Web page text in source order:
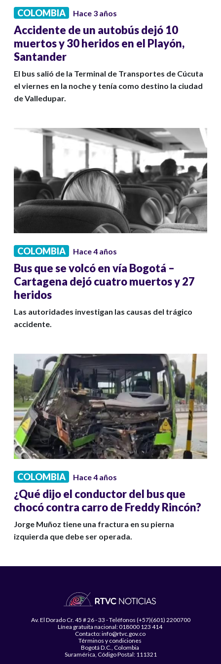
COLOMBIA Hace 3 años
Accidente de un autobús dejó 10
muertos y 30 heridos en el Playón,
Santander
El bus salió de la Terminal de Transportes de Cúcuta
el viernes en la noche y tenía como destino la ciudad
de Valledupar.
COLOMBIA Hace 4 años
Bus que se volcó en vía Bogotá –
Cartagena dejó cuatro muertos y 27
heridos
Las autoridades investigan las causas del trágico
accidente.
COLOMBIA Hace 4 años
¿Qué dijo el conductor del bus que
chocó contra carro de Freddy Rincón?
Jorge Muñoz tiene una fractura en su pierna
izquierda que debe ser operada.
Av. El Dorado Cr. 45 # 26 - 33 - Teléfonos (+57)(601) 2200700
Línea gratuita nacional: 018000 123 414
Contacto: info@rtvc.gov.co
Términos y condiciones
Bogotá D.C., Colombia
Suramérica, Código Postal: 111321